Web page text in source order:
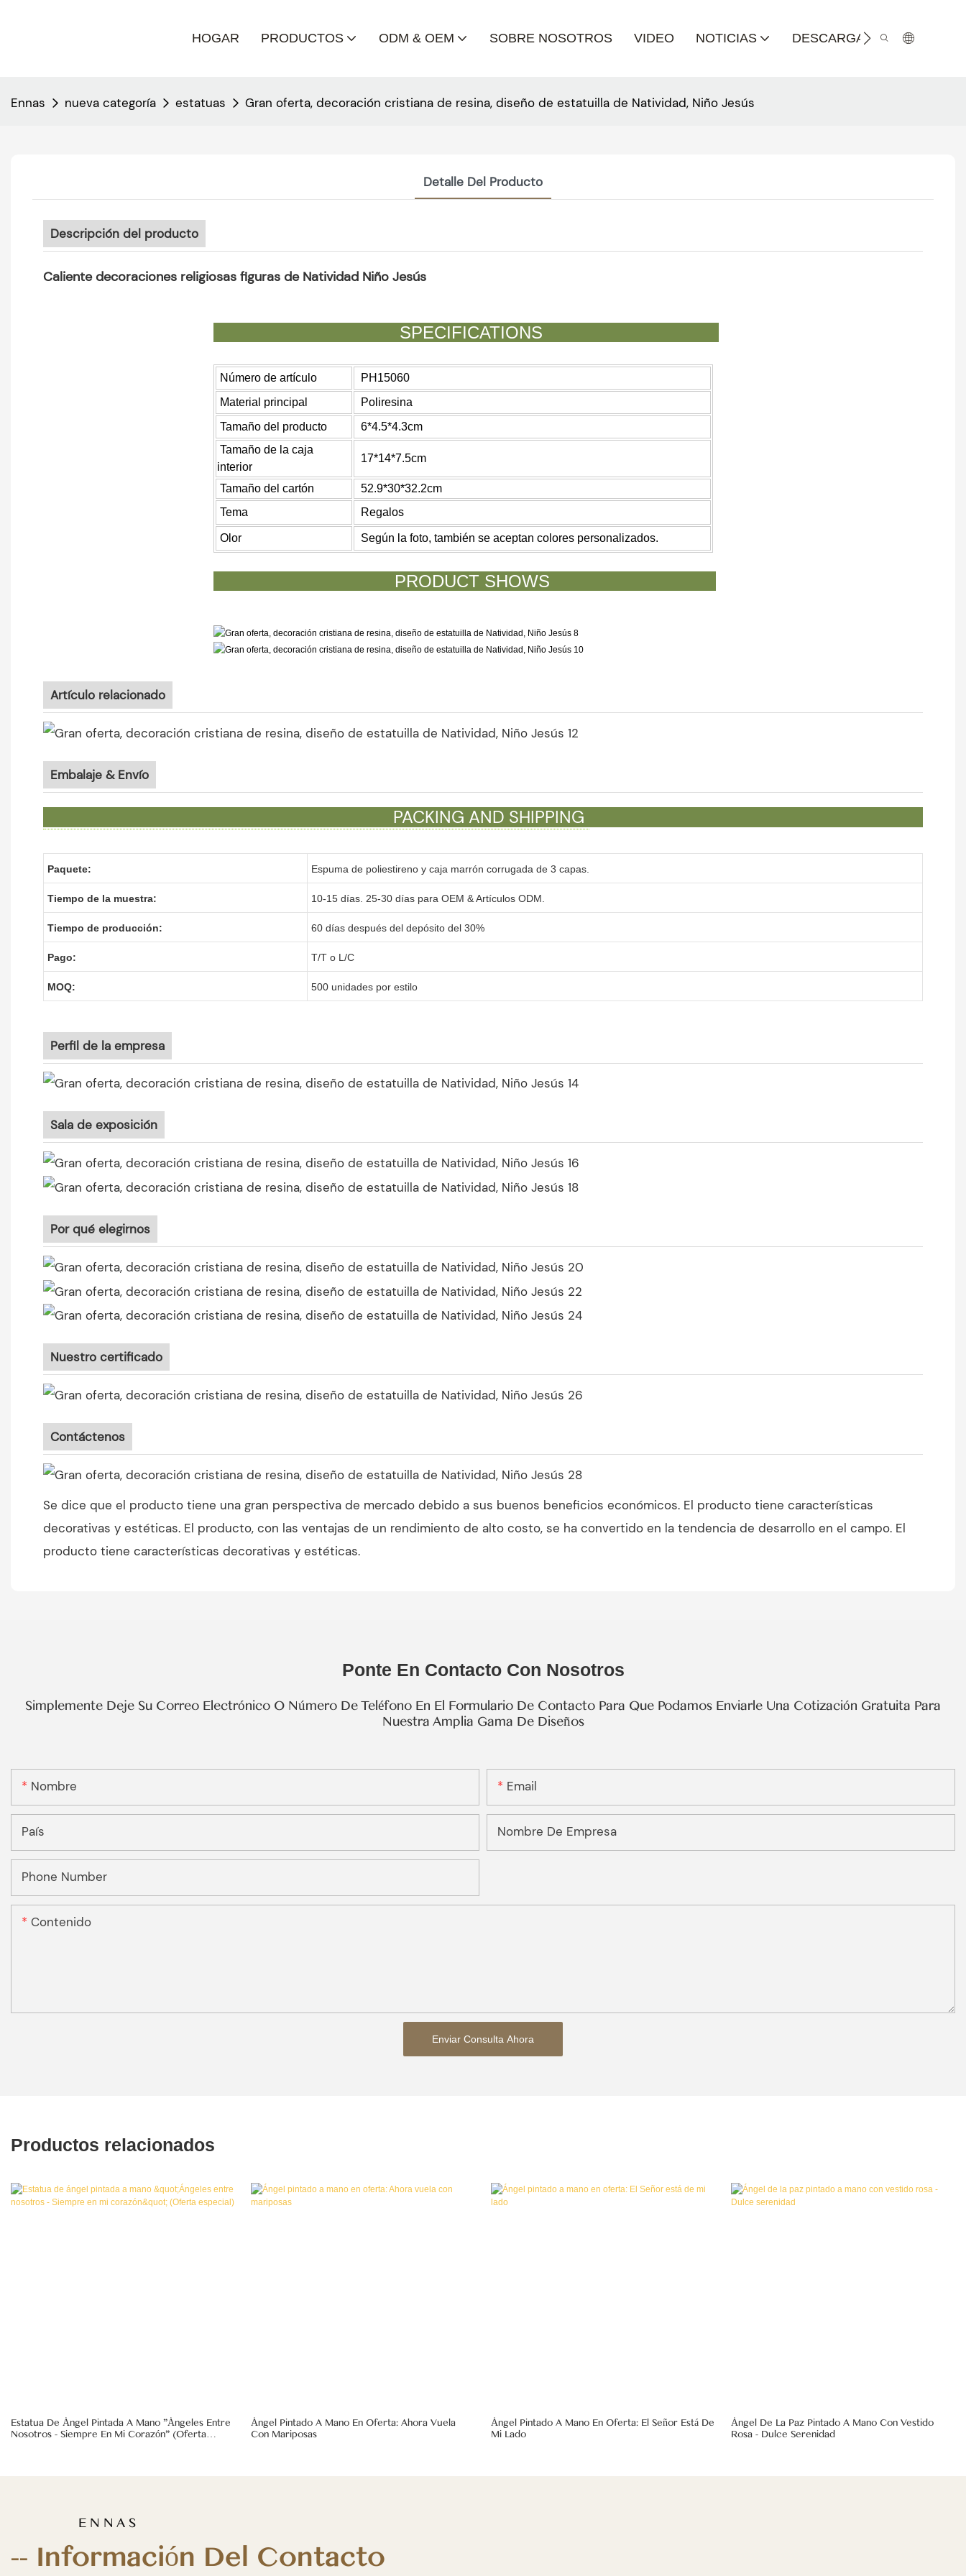
HOGAR PRODUCTOS ODM & OEM SOBRE NOSOTROS VIDEO NOTICIAS DESCARGA DE CATÁLOGO
Ennas nueva categoría estatuas Gran oferta, decoración cristiana de resina, diseño de estatuilla de Natividad, Niño Jesús
Detalle Del Producto
Descripción del producto
Caliente decoraciones religiosas figuras de Natividad Niño Jesús
SPECIFICATIONS
Número de artículo
PH15060
Material principal
Poliresina
Tamaño del producto
6*4.5*4.3cm
Tamaño de la caja
interior
17*14*7.5cm
Tamaño del cartón
52.9*30*32.2cm
Tema
Regalos
Olor Según la foto, también se aceptan colores personalizados.
PRODUCT SHOWS
Artículo relacionado
Embalaje & Envío
PACKING AND SHIPPING
Paquete: Espuma de poliestireno y caja marrón corrugada de 3 capas.
Tiempo de la muestra: 10-15 días. 25-30 días para OEM & Artículos ODM.
Tiempo de producción: 60 días después del depósito del 30%
Pago: T/T o L/C
MOQ: 500 unidades por estilo
Perfil de la empresa
Sala de exposición
Por qué elegirnos
Nuestro certificado
Contáctenos
Se dice que el producto tiene una gran perspectiva de mercado debido a sus buenos beneficios económicos. El producto tiene características
decorativas y estéticas. El producto, con las ventajas de un rendimiento de alto costo, se ha convertido en la tendencia de desarrollo en el campo. El
producto tiene características decorativas y estéticas.
Ponte En Contacto Con Nosotros
Simplemente Deje Su Correo Electrónico O Número De Teléfono En El Formulario De Contacto Para Que Podamos Enviarle Una Cotización Gratuita Para
Nuestra Amplia Gama De Diseños
Nombre Email
País Nombre De Empresa
Phone Number
Contenido
Enviar Consulta Ahora
Productos relacionados
Estatua De Ángel Pintada A Mano "Ángeles Entre
Nosotros - Siempre En Mi Corazón" (Oferta
Ángel Pintado A Mano En Oferta: Ahora Vuela
Con Mariposas
Ángel Pintado A Mano En Oferta: El Señor Está De
Mi Lado
Ángel De La Paz Pintado A Mano Con Vestido
Rosa - Dulce Serenidad
E N N A S
-- Información Del Contacto